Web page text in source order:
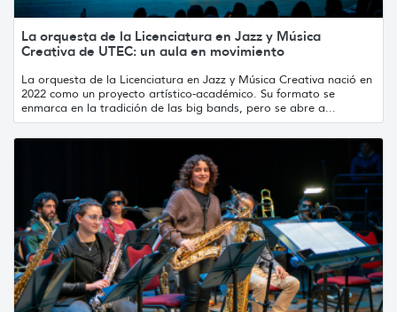
La orquesta de la Licenciatura en Jazz y Música
Creativa de UTEC: un aula en movimiento
La orquesta de la Licenciatura en Jazz y Música Creativa nació en
2022 como un proyecto artístico-académico. Su formato se
enmarca en la tradición de las big bands, pero se abre a...